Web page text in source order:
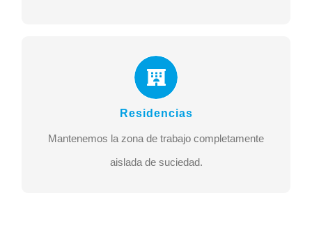
Residencias
Mantenemos la zona de trabajo completamente
aislada de suciedad.
Residencias
Mantenemos la zona de trabajo completamente
aislada de suciedad.